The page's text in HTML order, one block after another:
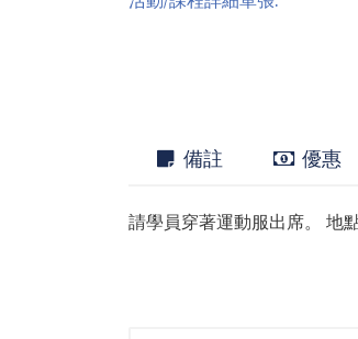
備註 優惠
請學員穿著運動服出席。 地